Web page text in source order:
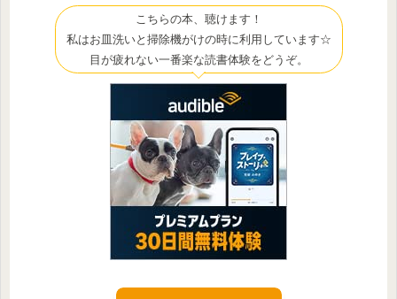
こちらの本、聴けます！
私はお皿洗いと掃除機がけの時に利用しています☆
目が疲れない一番楽な読書体験をどうぞ。